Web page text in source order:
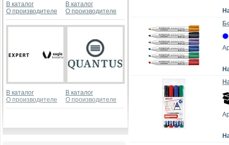
В каталог
О производителе
В каталог
О производителе
В каталог
О производителе
В каталог
О производителе